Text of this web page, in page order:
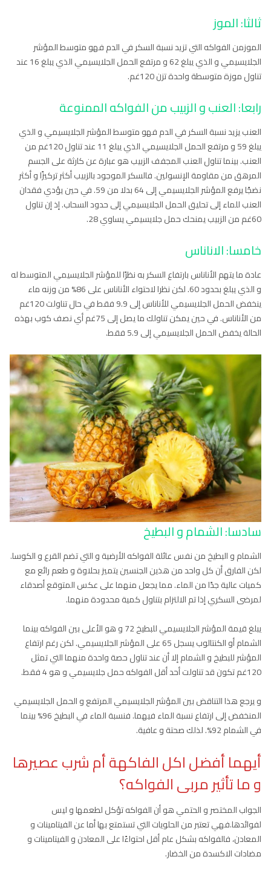
ثالثا: الموز
الموزمن الفواكه التي تزيد نسبة السكر في الدم فهو متوسط المؤشر
الجلايسيمي و الذي يبلغ 62 و مرتفع الحمل الجلايسيمي الذي يبلغ 16 عند
تناول موزة متوسطة واحدة تزن 120غم.
رابعا: العنب و الزبيب من الفواكه الممنوعة
العنب يزيد نسبة السكر في الدم فهو متوسط المؤشر الجلايسيمي و الذي
يبلغ 59 و مرتفع الحمل الجلايسيمي الذي يبلغ 11 عند تناول 120غم من
العنب. بينما تناول العنب المجفف الزبيب هو عبارة عن كارثة على الجسم
المرهق من مقاومة الإنسولين. فالسكر الموجود بالزبيب أكثر تركيزًا و أكثر
نضجًا يرفع المؤشر الجلايسيمي إلى 64 بدلا من 59. في حين يؤدي فقدان
العنب للماء إلى تحليق الحمل الجلايسيمي إلى حدود السحاب. إذ إن تناول
60غم من الزبيب يمنحك حمل جلايسيمي يساوي 28.
خامسا: الاناناس
عادة ما يتهم الأناناس بارتفاع السكر به نظرًا للمؤشر الجلايسيمي المتوسط له
و الذي يبلغ بحدود 60. لكن نظرا لاحتواء الأناناس على 86% من وزنه ماء
ينخفض الحمل الجلايسيمي للأناناس إلى 9.9 فقط في حال تناولت 120غم
من الأناناس. في حين يمكن تناولك ما يصل إلى 75غم أي نصف كوب بهذه
الحالة يخفض الحمل الجلايسيمي إلى 5.9 فقط.
سادسا: الشمام و البطيخ
الشمام و البطيخ من نفس عائلة الفواكه الأرضية و التي تضم القرع و الكوسا.
لكن الفارق أن كل واحد من هذين الجنسين يتميز بحلاوة و طعم رائع مع
كميات عالية جدًا من الماء. مما يجعل منهما على عكس المتوقع أصدقاء
لمرضى السكري إذا تم الالتزام بتناول كمية محدودة منهما.
يبلغ قيمة المؤشر الجلايسيمي للبطيخ 72 و هو الأعلى بين الفواكه بينما
الشمام أو الكنتالوب يسجل 65 على المؤشر الجلايسيمي. لكن رغم ارتفاع
المؤشر للبطيخ و الشمام إلا أن عند تناول حصة واحدة منهما التي تمثل
120غم تكون قد تناولت أحد أقل الفواكه حمل جلايسيمي و هو 4 فقط.
و يرجع هذا التناقض بين المؤشر الجلايسيمي المرتفع و الحمل الجلايسيمي
المنخفض إلى ارتفاع نسبة الماء فيهما. فنسبة الماء في البطيخ 96% بينما
في الشمام 92%. لذلك صحتة و عافية.
أيهما أفضل اكل الفاكهة أم شرب عصيرها
و ما تأثير مربى الفواكه؟
الجواب المختصر و الحتمي هو أن الفواكه تؤكل لطعمها و ليس
لفوائدها.فهي تعتبر من الحلويات التي تستمتع بها أما عن الفيتامينات و
المعادن، فالفواكه بشكل عام أقل احتواءًا على المعادن و الفيتامينات و
مضادات الاكسدة من الخضار.